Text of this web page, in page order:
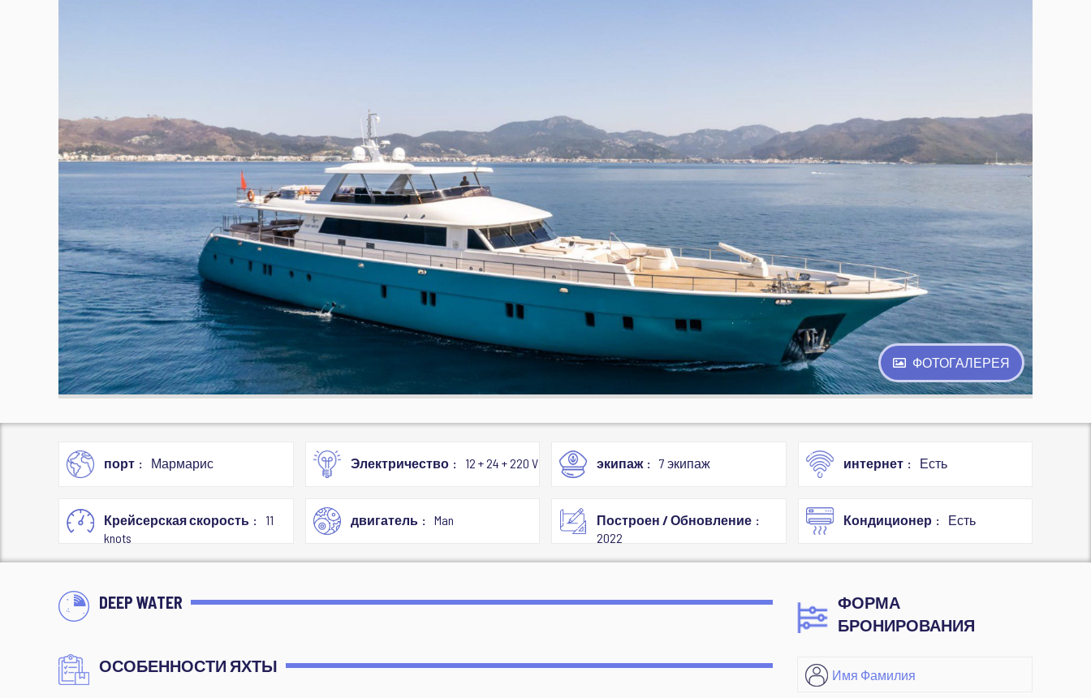
ФОТОГАЛЕРЕЯ
порт Мармарис Электричество 12 + 24 + 220 V экипаж 7 экипаж интернет Есть
Крейсерская скорость
11
knots
двигатель Man
Построен / Обновление
2022
Кондиционер Есть
DEEP WATER
ОСОБЕННОСТИ ЯХТЫ
ФОРМА
БРОНИРОВАНИЯ